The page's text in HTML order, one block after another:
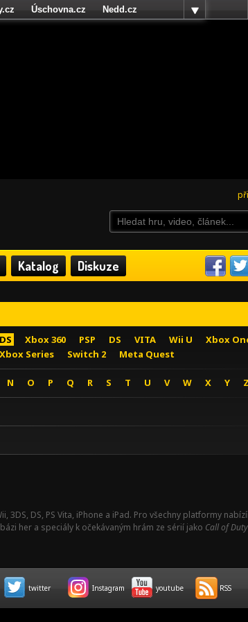
Katalog Diskuze
Xbox 360 PSP DS VITA Wii U
Xbox
Xbox Series Switch 2 Meta Quest
N O P Q R S T U V W X Y Z
3DS, DS, PS Vita, iPhone a iPad. Pro všechny platformy
her a speciály k očekávaným hrám ze sérií jako Call of Duty
Úschovna.cz
Nedd.cz
twitter Instagram youtube RSS